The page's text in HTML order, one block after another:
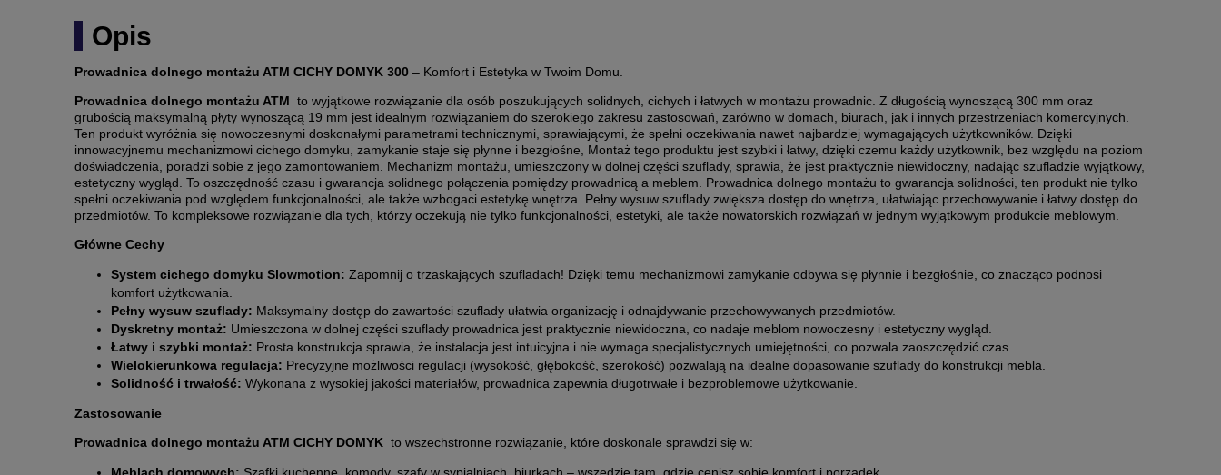
Opis
Prowadnica dolnego montażu ATM CICHY DOMYK 300 – Komfort i Estetyka w Twoim Domu.
Prowadnica dolnego montażu ATM to wyjątkowe rozwiązanie dla osób poszukujących solidnych, cichych i łatwych w montażu prowadnic. Z długością wynoszącą 300 mm oraz
grubością maksymalną płyty wynoszącą 19 mm jest idealnym rozwiązaniem do szerokiego zakresu zastosowań, zarówno w domach, biurach, jak i innych przestrzeniach komercyjnych.
Ten produkt wyróżnia się nowoczesnymi doskonałymi parametrami technicznymi, sprawiającymi, że spełni oczekiwania nawet najbardziej wymagających użytkowników. Dzięki
innowacyjnemu mechanizmowi cichego domyku, zamykanie staje się płynne i bezgłośne, Montaż tego produktu jest szybki i łatwy, dzięki czemu każdy użytkownik, bez względu na poziom
doświadczenia, poradzi sobie z jego zamontowaniem. Mechanizm montażu, umieszczony w dolnej części szuflady, sprawia, że jest praktycznie niewidoczny, nadając szufladzie wyjątkowy,
estetyczny wygląd. To oszczędność czasu i gwarancja solidnego połączenia pomiędzy prowadnicą a meblem. Prowadnica dolnego montażu to gwarancja solidności, ten produkt nie tylko
spełni oczekiwania pod względem funkcjonalności, ale także wzbogaci estetykę wnętrza. Pełny wysuw szuflady zwiększa dostęp do wnętrza, ułatwiając przechowywanie i łatwy dostęp do
przedmiotów. To kompleksowe rozwiązanie dla tych, którzy oczekują nie tylko funkcjonalności, estetyki, ale także nowatorskich rozwiązań w jednym wyjątkowym produkcie meblowym.
Główne Cechy
System cichego domyku Slowmotion: Zapomnij o trzaskających szufladach! Dzięki temu mechanizmowi zamykanie odbywa się płynnie i bezgłośnie, co znacząco podnosi
komfort użytkowania.
Pełny wysuw szuflady: Maksymalny dostęp do zawartości szuflady ułatwia organizację i odnajdywanie przechowywanych przedmiotów.
Dyskretny montaż: Umieszczona w dolnej części szuflady prowadnica jest praktycznie niewidoczna, co nadaje meblom nowoczesny i estetyczny wygląd.
Łatwy i szybki montaż: Prosta konstrukcja sprawia, że instalacja jest intuicyjna i nie wymaga specjalistycznych umiejętności, co pozwala zaoszczędzić czas.
Wielokierunkowa regulacja: Precyzyjne możliwości regulacji (wysokość, głębokość, szerokość) pozwalają na idealne dopasowanie szuflady do konstrukcji mebla.
Solidność i trwałość: Wykonana z wysokiej jakości materiałów, prowadnica zapewnia długotrwałe i bezproblemowe użytkowanie.
Zastosowanie
Prowadnica dolnego montażu ATM CICHY DOMYK to wszechstronne rozwiązanie, które doskonale sprawdzi się w: